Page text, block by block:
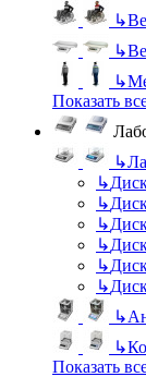
↳
↳
↳
Показать
↳
↳
↳
↳
↳
↳
↳
↳
↳
Показать